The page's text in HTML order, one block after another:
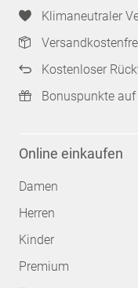
Klimaneutraler
Kostenloser
Bonuspunkte
Online einkaufen
Damen
Herren
Kinder
Premium